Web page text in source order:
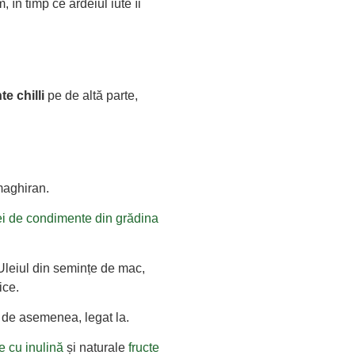
în timp ce ardeiul iute îi
chilli pe de altă parte,
de condimente din grădina
din semințe de mac,
asemenea, legat la.
cu inulină și naturale fructe